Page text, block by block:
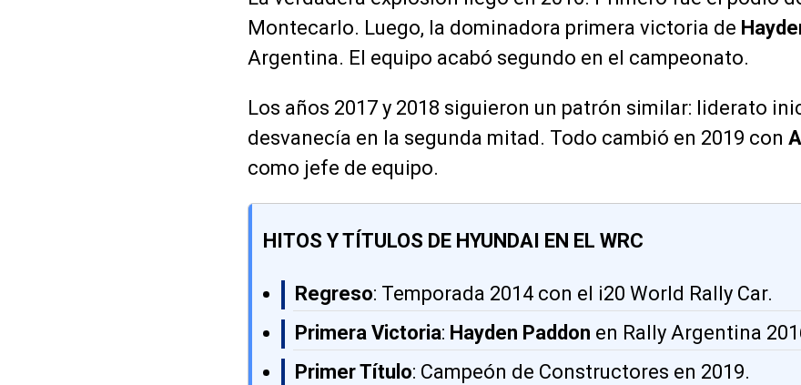
Montecarlo. Luego, la dominadora primera victoria de
Argentina. El equipo acabó segundo en el campeonato.
Los años 2017 y 2018 siguieron un patrón similar: liderato
desvanecía en la segunda mitad. Todo cambió en 2019 con
como jefe de equipo.
HITOS Y TÍTULOS DE HYUNDAI EN EL WRC
Regreso: Temporada 2014 con el i20 World Rally Car.
Primera Victoria: Hayden Paddon en Rally Argentina
Primer Título: Campeón de Constructores en 2019.